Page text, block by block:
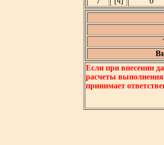
Если при внесении
расчеты выполнения
принимает